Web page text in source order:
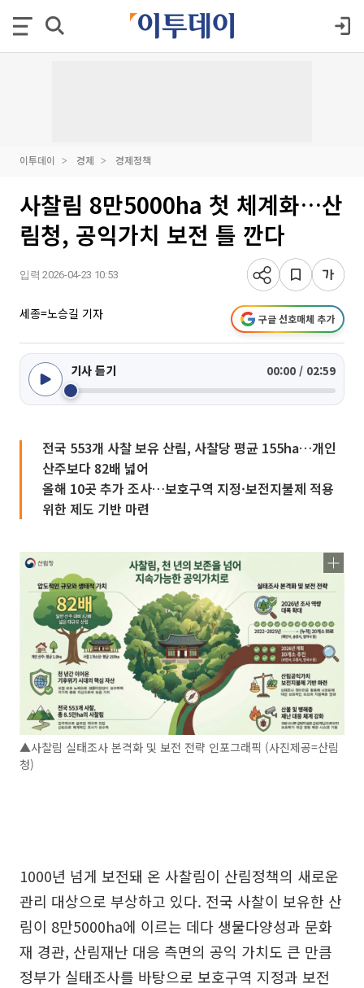
이투데이 경제 경제정책
사찰림 8만5000ha 첫 체계화…산
림청, 공익가치 보전 틀 깐다
입력 2026-04-23 10:53
세종=노승길 기자 구글 선호매체 추가
기사 듣기 00:00 / 02:59
전국 553개 사찰 보유 산림, 사찰당 평균 155ha…개인
산주보다 82배 넓어
올해 10곳 추가 조사…보호구역 지정·보전지불제 적용
위한 제도 기반 마련
▲사찰림 실태조사 본격화 및 보전 전략 인포그래픽 (사진제공=산림
청)
1000년 넘게 보전돼 온 사찰림이 산림정책의 새로운
관리 대상으로 부상하고 있다. 전국 사찰이 보유한 산
림이 8만5000ha에 이르는 데다 생물다양성과 문화
재 경관, 산림재난 대응 측면의 공익 가치도 큰 만큼
정부가 실태조사를 바탕으로 보호구역 지정과 보전